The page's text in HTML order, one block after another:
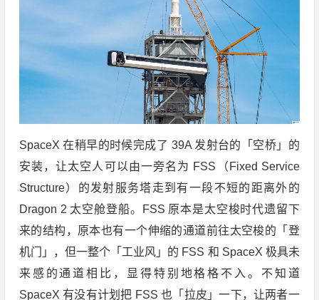
SpaceX 在稍早的时候完成了 39A 发射台的「空桥」的
安装，让太空人可以由一旁名为 FSS（Fixed Service
Structure）的发射服务塔走到有一段不短的距离外的
Dragon 2 太空舱登船。FSS 原本是太空梭时代遗留下
来的结构，原本也有一个伸缩的通道前往太空梭的「登
机门」，但一整个「工业风」的 FSS 和 SpaceX 极具未
来感的通道相比，显得特别地格格不入。不知道
SpaceX 有没有计划把 FSS 也「拉皮」一下，让两者一